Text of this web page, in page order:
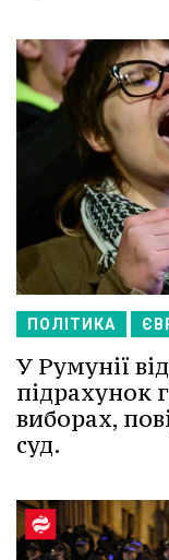
ПОЛІТИКА
У Румунії
підрахунок
виборах,
суд.